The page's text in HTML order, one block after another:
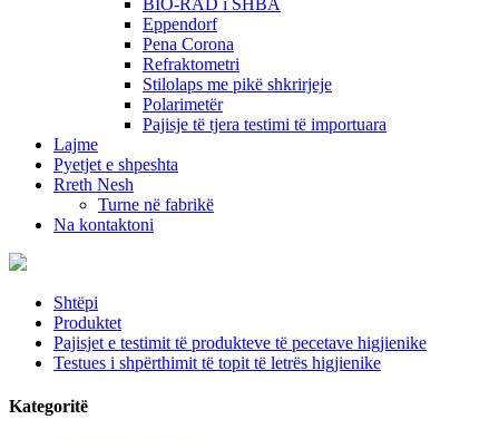
BIO-RAD i SHBA
Eppendorf
Pena Corona
Refraktometri
Stilolaps me pikë shkrirjeje
Polarimetër
Pajisje të tjera testimi të importuara
Lajme
Pyetjet e shpeshta
Rreth Nesh
Turne në fabrikë
Na kontaktoni
Shtëpi
Produktet
Pajisjet e testimit të produkteve të pecetave higjienike
Testues i shpërthimit të topit të letrës higjienike
Kategoritë